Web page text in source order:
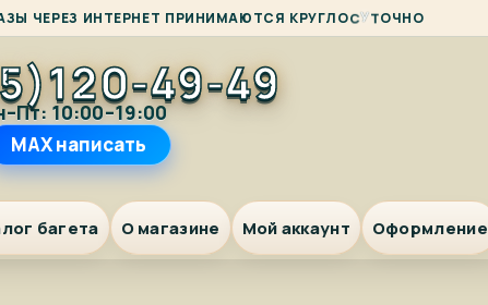
ЗЫ ЧЕРЕЗ ИНТЕРНЕТ ПРИНИМАЮТСЯ КРУГЛОСУТОЧНО
49-49
10:00–19:00
MAX написать
багета О магазине Мой аккаунт Оформление